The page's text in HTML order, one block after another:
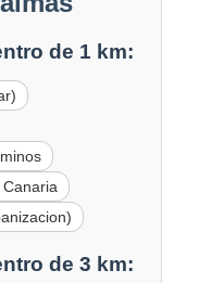
de 1 km:
de 3 km: